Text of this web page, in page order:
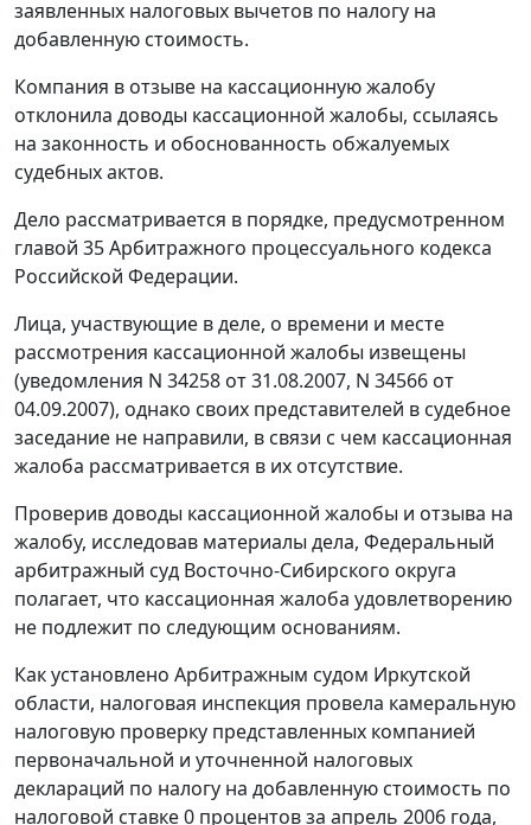
заявленных налоговых вычетов по налогу на
добавленную стоимость.
Компания в отзыве на кассационную жалобу
отклонила доводы кассационной жалобы, ссылаясь
на законность и обоснованность обжалуемых
судебных актов.
Дело рассматривается в порядке, предусмотренном
главой 35Арбитражного процессуального кодекса
Российской Федерации.
Лица, участвующие в деле, о времени и месте
рассмотрения кассационной жалобы извещены
(уведомления N 34258 от 31.08.2007, N 34566 от
04.09.2007), однако своих представителей в судебное
заседание не направили, в связи с чем кассационная
жалоба рассматривается в их отсутствие.
Проверив доводы кассационной жалобы и отзыва на
жалобу, исследовав материалы дела, Федеральный
арбитражный суд Восточно-Сибирского округа
полагает, что кассационная жалоба удовлетворению
не подлежит по следующим основаниям.
Как установлено Арбитражным судом Иркутской
области, налоговая инспекция провела камеральную
налоговую проверку представленных компанией
первоначальной и уточненной налоговых
деклараций по налогу на добавленную стоимость по
налоговой ставке 0 процентов за апрель 2006 года,